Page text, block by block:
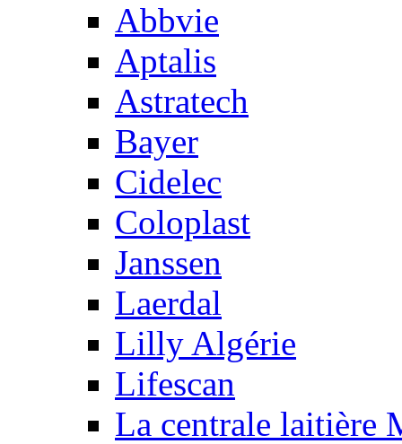
Abbvie
Aptalis
Astratech
Bayer
Cidelec
Coloplast
Janssen
Laerdal
Lilly Algérie
Lifescan
La centrale laitière